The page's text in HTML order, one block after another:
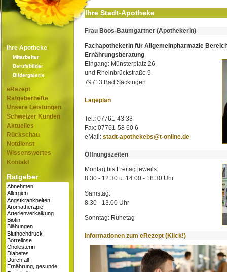
Ihre Apotheke
Mitarbeiter
Berufsbilder
Bildergalerie
eRezept
Ratgeberhefte
Unsere Leistungen
Schweizer Kunden
Aktuelles
Rückschau
Notdienst
Wissenswertes
Kontakt
Ratgeber
Ihre Stadt-Apotheke
Frau Boos-Baumgartner (Apothekerin)
Fachapothekerin für Allgemeinpharmazie
Ernährungsberatung
Eingang: Münsterplatz 26
und Rheinbrückstraße 9
79713 Bad Säckingen
Lageplan
Tel.: 07761-43 33
Fax: 07761-58 60 6
eMail: stadt-apothekebs@t-online.de
Öffnungszeiten
Montag bis Freitag jeweils:
8.30 - 12.30 u. 14.00 - 18.30 Uhr
Samstag:
8.30 - 13.00 Uhr
Sonntag: Ruhetag
Informationen zum eRezept (Klick!)